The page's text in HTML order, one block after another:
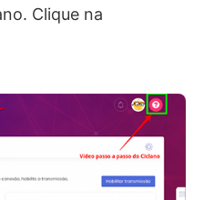
Clique na